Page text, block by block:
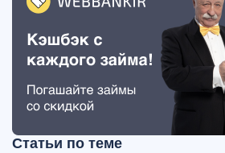
Статьи по теме